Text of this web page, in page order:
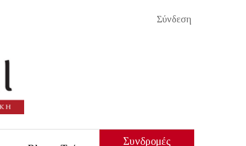
Σύνδεση
Συνδρομές